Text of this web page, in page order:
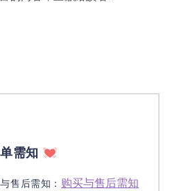
需知
售后需知： 购买与售后需知